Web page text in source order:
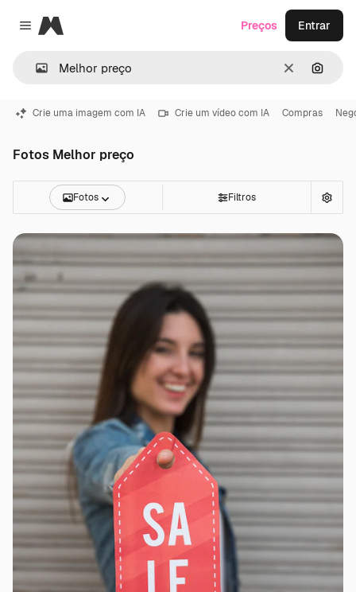
Close menu
Magnific
Limpar
Preços Entrar
Crie uma imagem com IA Crie um vídeo com IA Compras
Fotos Melhor preço
Fotos Filtros